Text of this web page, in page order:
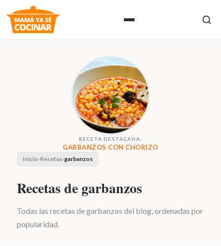
RECETA DESTACADA:
GARBANZOS CON CHORIZO
Inicio›Recetas›garbanzos
Recetas de garbanzos
Todas las recetas de garbanzos del blog, ordenadas por
popularidad.